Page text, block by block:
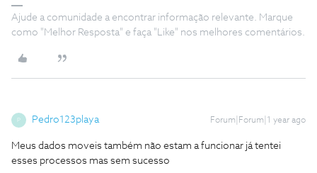
Ajude a comunidade a encontrar informação relevante. Marque
como "Melhor Resposta" e faça "Like" nos melhores comentários.
P Pedro123playa Forum|Forum|1 year ago
Meus dados moveis também não estam a funcionar já tentei
esses processos mas sem sucesso